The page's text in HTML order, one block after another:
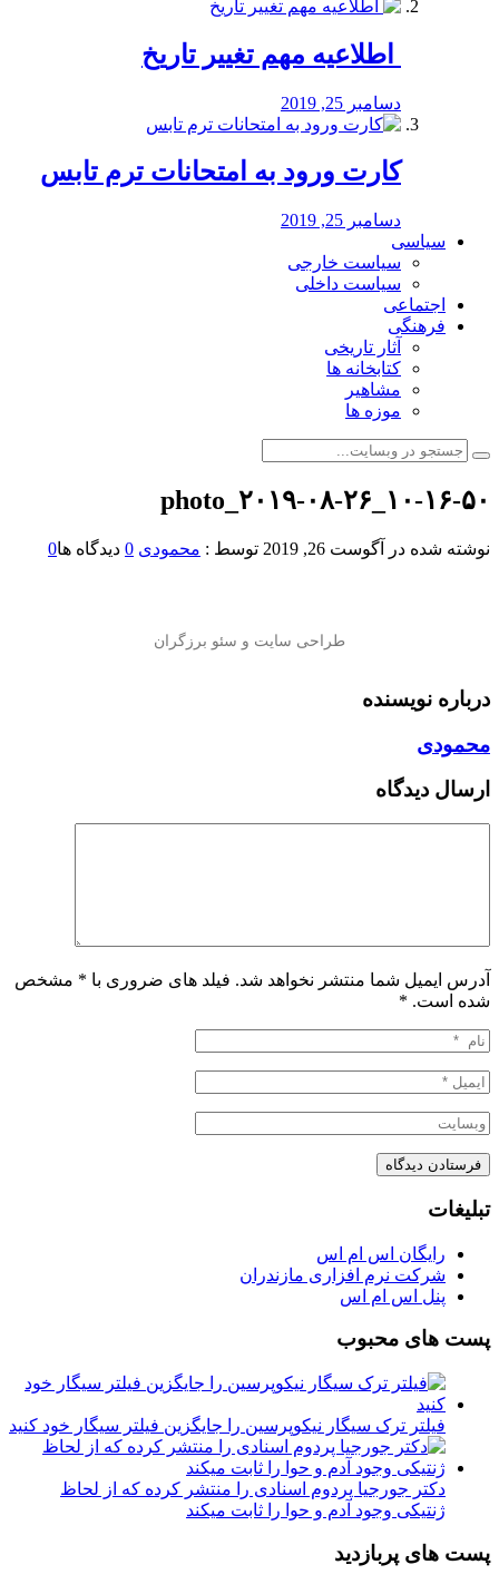
️ اطلاعیه مهم تغییر تاریخ
دسامبر 25, 2019
کارت ورود به امتحانات ترم تابس
دسامبر 25, 2019
سیاسی
سیاست خارجی
سیاست داخلی
اجتماعی
فرهنگی
آثار تاریخی
کتابخانه ها
مشاهیر
موزه ها
photo_۲۰۱۹-۰۸-۲۶_۱۰-۱۶-۵۰
نوشته شده در آگوست 26, 2019 توسط : محمودی 0 دیدگاه ها0
درباره نویسنده
محمودی
ارسال دیدگاه
آدرس ایمیل شما منتشر نخواهد شد. فیلد های ضروری با * مشخص
شده است. *
تبلیغات
رایگان اس ام اس
شرکت نرم افزاری مازندران
پنل اس ام اس
پست های محبوب
فیلتر ترک سیگار نیکوپرسین را جایگزین فیلتر سیگار خود کنید
دکتر جورجیا پردوم اسنادی را منتشر کرده که از لحاظ
ژنتیکی وجود آدم و حوا را ثابت میکند
پست های پربازدید